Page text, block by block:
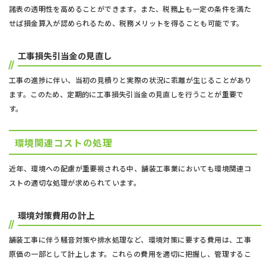
諸表の透明性を高めることができます。また、税務上も一定の条件を満た
せば損金算入が認められるため、税務メリットを得ることも可能です。
工事損失引当金の見直し
工事の進捗に伴い、当初の見積りと実際の状況に乖離が生じることがあり
ます。このため、定期的に工事損失引当金の見直しを行うことが重要で
す。
環境関連コストの処理
近年、環境への配慮が重要視される中、舗装工事業においても環境関連コ
ストの適切な処理が求められています。
環境対策費用の計上
舗装工事に伴う騒音対策や排水処理など、環境対策に要する費用は、工事
原価の一部として計上します。これらの費用を適切に把握し、管理するこ